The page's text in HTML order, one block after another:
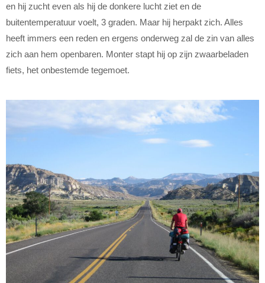
en hij zucht even als hij de donkere lucht ziet en de
buitentemperatuur voelt, 3 graden. Maar hij herpakt zich. Alles
heeft immers een reden en ergens onderweg zal de zin van alles
zich aan hem openbaren. Monter stapt hij op zijn zwaarbeladen
fiets, het onbestemde tegemoet.